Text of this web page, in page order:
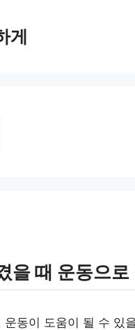
게
을 때 운동으
동이 도움이 될 수 있